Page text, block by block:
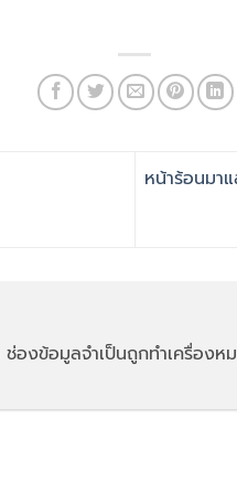
หน้าร้อนมา
ช่องข้อมูลจำเป็นถูกทำเครื่องห